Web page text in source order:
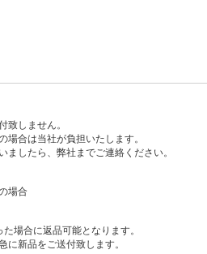
致しません。
場合は当社が負担いたします。
ましたら、弊社までご連絡ください。
場合
場合に返品可能となります。
に新品をご送付致します。